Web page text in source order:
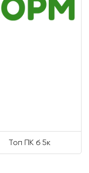
Топ ПК б 5к